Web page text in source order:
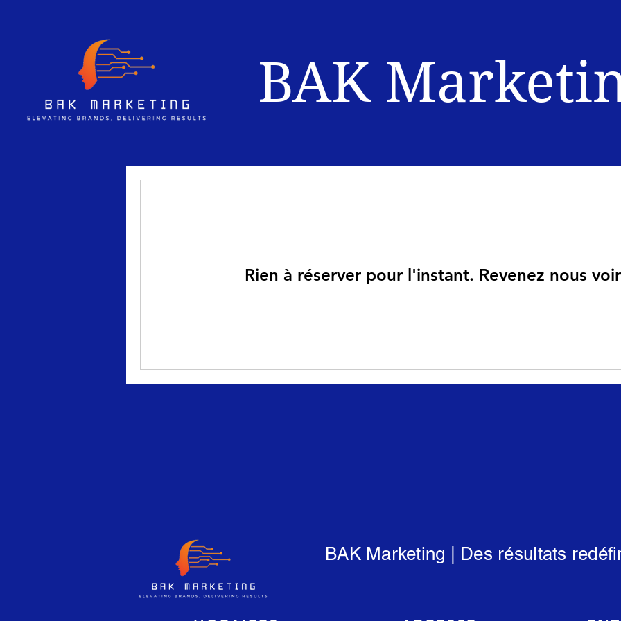
BAK
Rien à réserver pour l'instant. Revenez nous
BAK Marketing | Des résultats